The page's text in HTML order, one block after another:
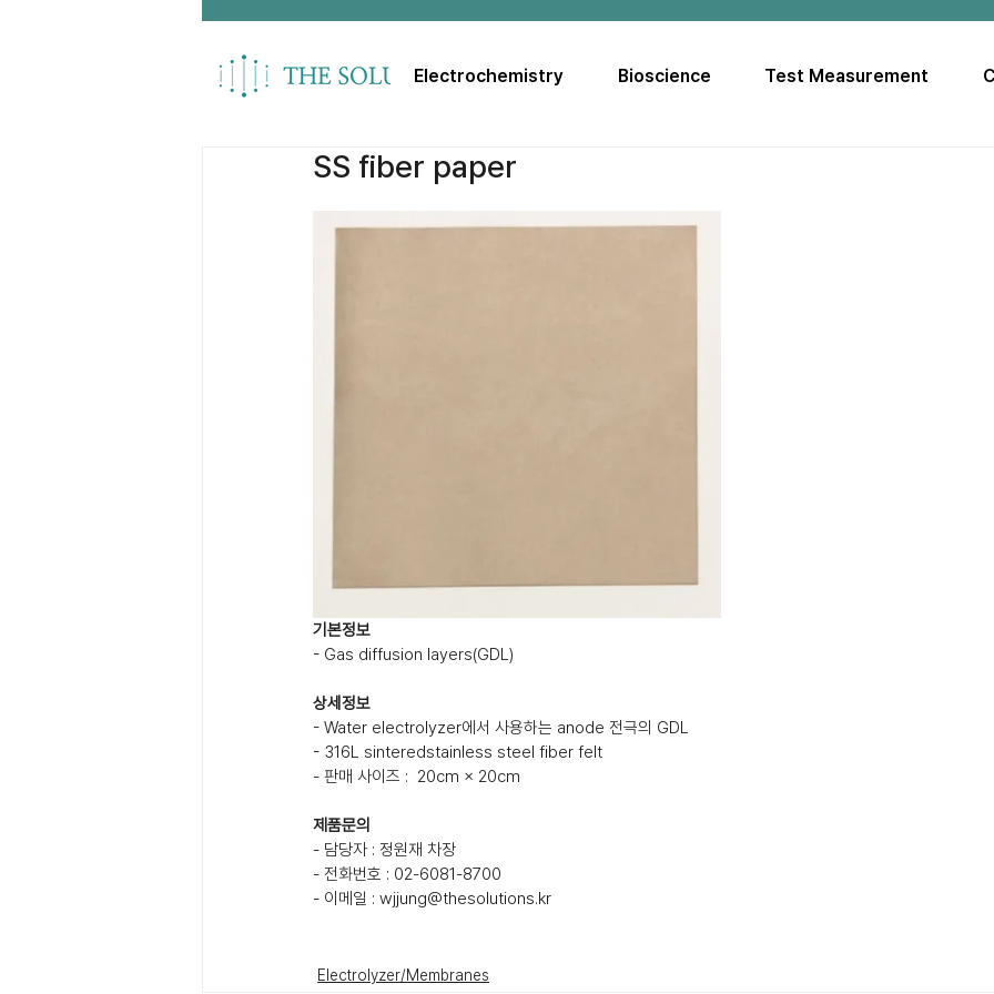
Electrochemistry Bioscience Test Measurement
SS fiber paper
기본정보
- Gas diffusion layers(GDL)
상세정보
- Water electrolyzer에서 사용하는 anode 전극의 GDL
- 316L sinteredstainless steel fiber felt
- 판매 사이즈 :  20cm × 20cm
제품문의
- 담당자 : 정원재 차장
- 전화번호 : 02-6081-8700
- 이메일 : wjjung@thesolutions.kr
Electrolyzer/Membranes